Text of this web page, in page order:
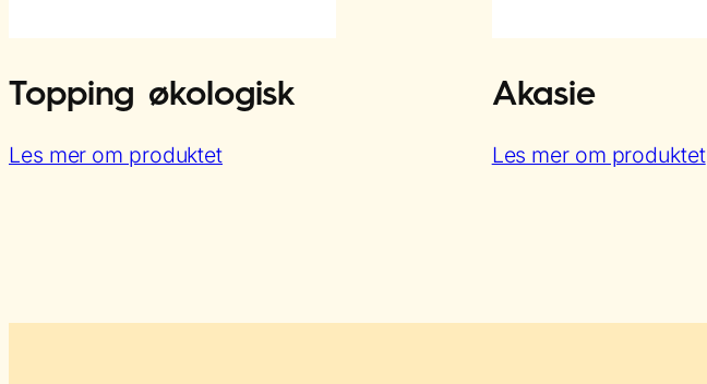
Topping økologisk
Les mer om produktet:
Akasie
Les mer om produktet: